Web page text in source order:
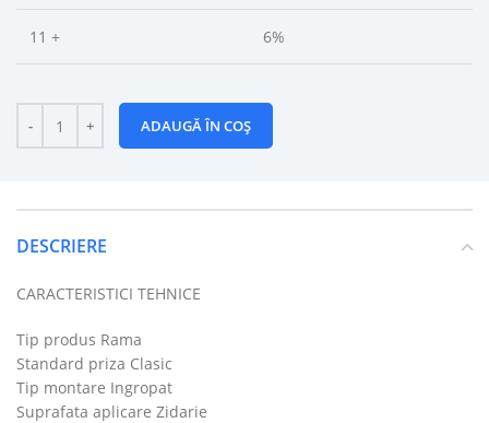
11 + 6%
ADAUGĂ ÎN COȘ
DESCRIERE
CARACTERISTICI TEHNICE
Tip produs Rama
Standard priza Clasic
Tip montare Ingropat
Suprafata aplicare Zidarie